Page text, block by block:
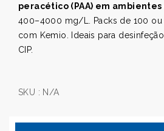
peracético (PAA) em
400–4000 mg/L. Packs de 100 ou
com Kemio. Ideais para
CIP.
SKU : N/A